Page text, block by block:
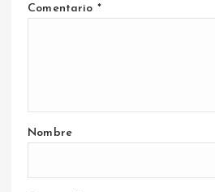
Comentario *
Nombre